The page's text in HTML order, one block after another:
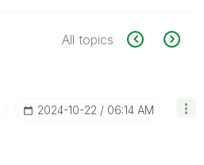
All topics
‎2024-10-22 06:14 AM